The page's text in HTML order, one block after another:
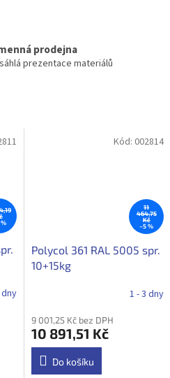
prodejna
prezentace materiálů
11
464,75
Kč
–5 %
Polycol 361 RAL 5005 spr.
10+15kg
1 - 3 dny
9 001,25 Kč bez DPH
10 891,51 Kč
Do košíku
Kód: 002814